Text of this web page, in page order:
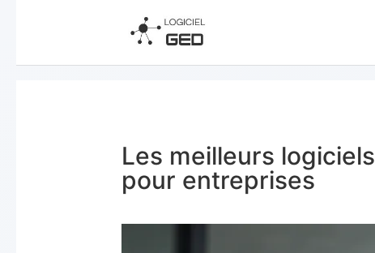
Les meilleurs
pour entreprises